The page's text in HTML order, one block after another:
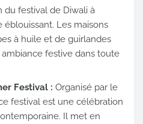
du festival de Diwali à
Les maisons
à huile et de guirlandes
festive dans toute
Festival : Organisé par le
festival est une célébration
Il met en